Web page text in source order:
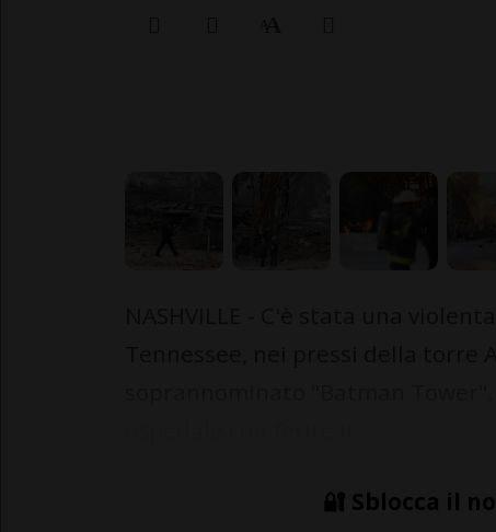
🔐 Sblocca il